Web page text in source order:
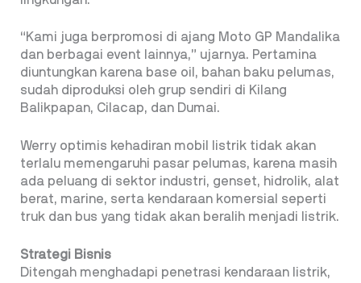
“Kami juga berpromosi di ajang Moto GP Mandalika
dan berbagai event lainnya,” ujarnya. Pertamina
diuntungkan karena base oil, bahan baku pelumas,
sudah diproduksi oleh grup sendiri di Kilang
Balikpapan, Cilacap, dan Dumai.
Werry optimis kehadiran mobil listrik tidak akan
terlalu memengaruhi pasar pelumas, karena masih
ada peluang di sektor industri, genset, hidrolik, alat
berat, marine, serta kendaraan komersial seperti
truk dan bus yang tidak akan beralih menjadi listrik.
Strategi Bisnis
Ditengah menghadapi penetrasi kendaraan listrik,